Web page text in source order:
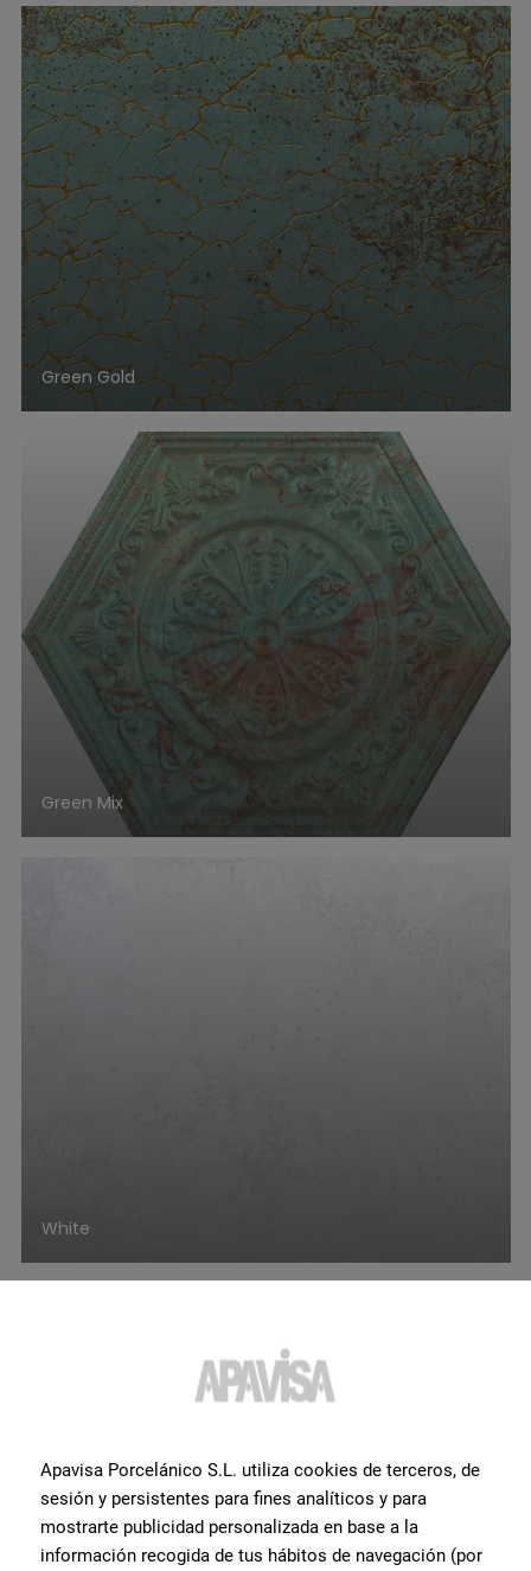
Green Gold
Green Mix
White
Apavisa Porcelánico S.L. utiliza cookies de terceros, de
sesión y persistentes para fines analíticos y para
mostrarte publicidad personalizada en base a la
información recogida de tus hábitos de navegación (por